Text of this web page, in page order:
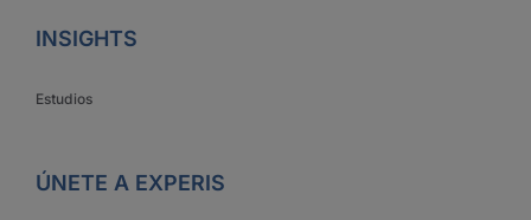
INSIGHTS
Estudios
ÚNETE A EXPERIS